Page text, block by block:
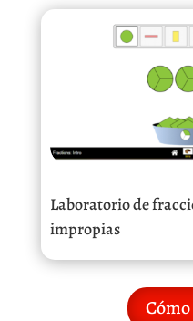
Laboratorio de
impropias